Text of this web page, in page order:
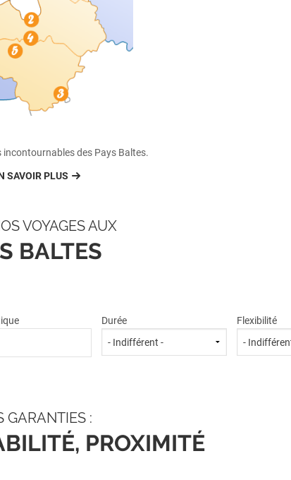
incontournables des Pays Baltes.
SAVOIR PLUS
VOYAGES AUX
BALTES
Durée Flexibilité
GARANTIES :
PROXIMITÉ